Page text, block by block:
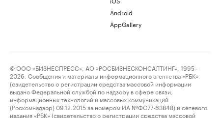
Android
AppGallery
© ООО «БИЗНЕСПРЕСС», АО «РОСБИЗНЕСКОНСАЛТИНГ», 1995–
2026. Сообщения и материалы информационного агентства «РБК»
(свидетельство о регистрации средства массовой информации
выдано Федеральной службой по надзору в сфере связи,
информационных технологий и массовых коммуникаций
(Роскомнадзор) 09.12.2015 за номером ИА №ФС77-63848) и сетевого
издания «РБК» (свидетельство о регистрации средства массовой